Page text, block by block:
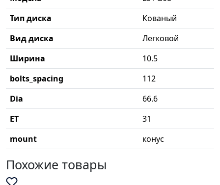
Тип диска
Кованый
Вид диска
Легковой
Ширина
10.5
bolts_spacing
112
Dia
66.6
ET
31
mount
конус
Похожие товары